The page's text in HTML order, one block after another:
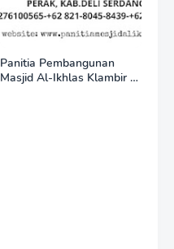
Panitia Pembangunan
Masjid Al-Ikhlas Klambir V